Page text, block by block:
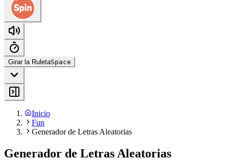
Girar la RuletaSpace
Inicio
Fun
Generador de Letras Aleatorias
Generador de Letras Aleatorias